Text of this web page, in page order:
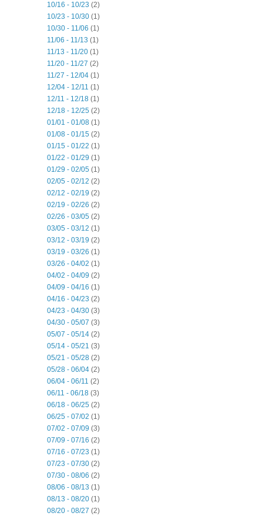
10/16 - 10/23 (2)
10/23 - 10/30 (1)
10/30 - 11/06 (1)
11/06 - 11/13 (1)
11/13 - 11/20 (1)
11/20 - 11/27 (2)
11/27 - 12/04 (1)
12/04 - 12/11 (1)
12/11 - 12/18 (1)
12/18 - 12/25 (2)
01/01 - 01/08 (1)
01/08 - 01/15 (2)
01/15 - 01/22 (1)
01/22 - 01/29 (1)
01/29 - 02/05 (1)
02/05 - 02/12 (2)
02/12 - 02/19 (2)
02/19 - 02/26 (2)
02/26 - 03/05 (2)
03/05 - 03/12 (1)
03/12 - 03/19 (2)
03/19 - 03/26 (1)
03/26 - 04/02 (1)
04/02 - 04/09 (2)
04/09 - 04/16 (1)
04/16 - 04/23 (2)
04/23 - 04/30 (3)
04/30 - 05/07 (3)
05/07 - 05/14 (2)
05/14 - 05/21 (3)
05/21 - 05/28 (2)
05/28 - 06/04 (2)
06/04 - 06/11 (2)
06/11 - 06/18 (3)
06/18 - 06/25 (2)
06/25 - 07/02 (1)
07/02 - 07/09 (3)
07/09 - 07/16 (2)
07/16 - 07/23 (1)
07/23 - 07/30 (2)
07/30 - 08/06 (2)
08/06 - 08/13 (1)
08/13 - 08/20 (1)
08/20 - 08/27 (2)